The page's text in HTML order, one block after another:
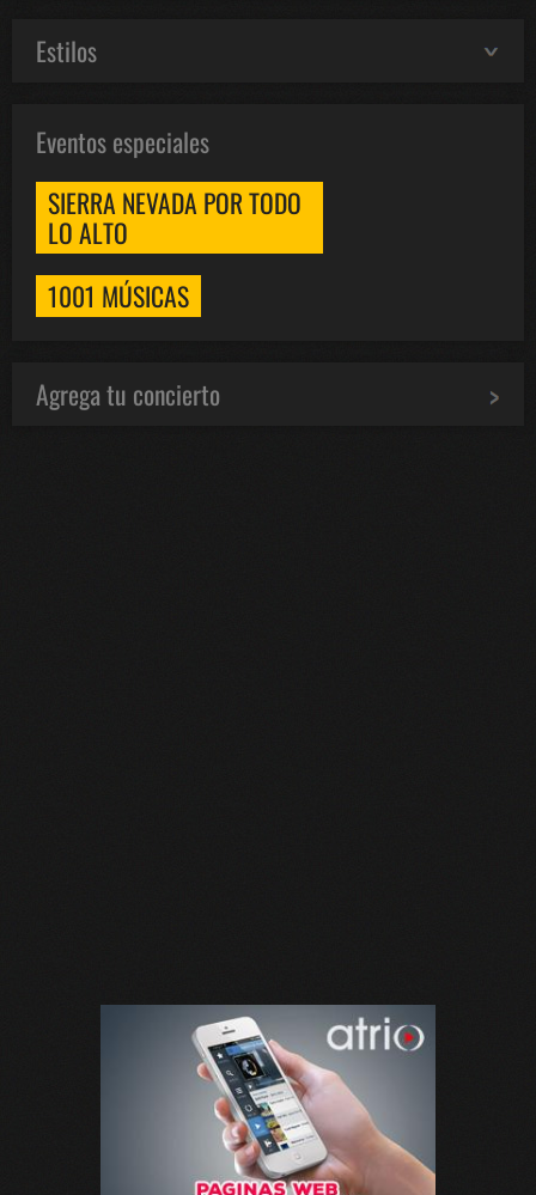
Estilos
Eventos especiales
SIERRA NEVADA POR TODO
LO ALTO
1001 MÚSICAS
Agrega tu concierto